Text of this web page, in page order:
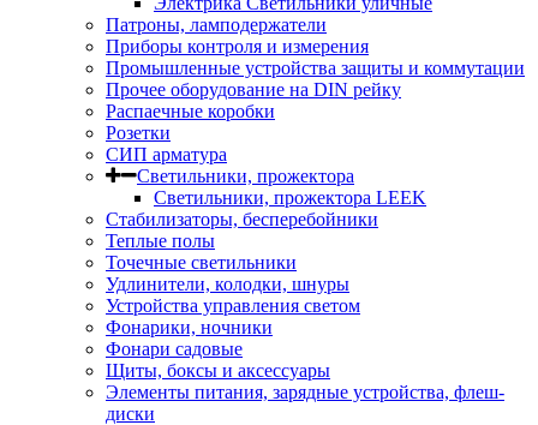
Патроны, ламподержатели
Приборы контроля и измерения
Промышленные устройства защиты и коммутации
Прочее оборудование на DIN рейку
Распаечные коробки
Розетки
СИП арматура
Светильники, прожектора
Светильники, прожектора LEEK
Стабилизаторы, бесперебойники
Теплые полы
Точечные светильники
Удлинители, колодки, шнуры
Устройства управления светом
Фонарики, ночники
Фонари садовые
Щиты, боксы и аксессуары
Элементы питания, зарядные устройства, флеш-
диски